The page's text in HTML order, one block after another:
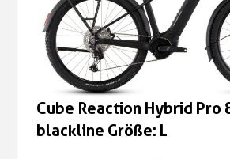
Cube Reaction Hybrid Pro
blackline Größe: L